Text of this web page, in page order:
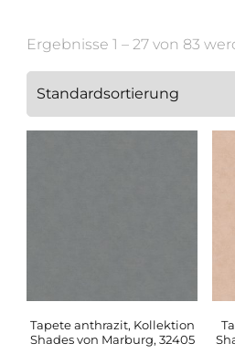
Ergebnisse 1 – 27 von 83
Tapete anthrazit, Kollektion
Shades von Marburg, 32405